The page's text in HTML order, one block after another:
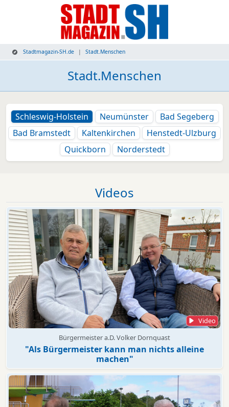
Stadtmagazin-SH.de Stadt.Menschen
Stadt.Menschen
Schleswig-Holstein Neumünster
Bad Segeberg
Bad Bramstedt
Kaltenkirchen
Henstedt-Ulzburg
Quickborn
Norderstedt
Videos
Video
Bürgermeister a.D. Volker Dornquast
"Als Bürgermeister kann man nichts alleine
machen"